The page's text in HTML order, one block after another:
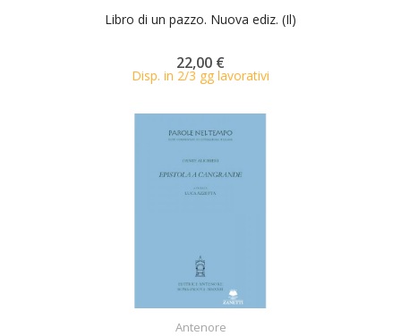
Libro di un pazzo. Nuova ediz. (Il)
22,00 €
Disp. in 2/3 gg lavorativi
Antenore